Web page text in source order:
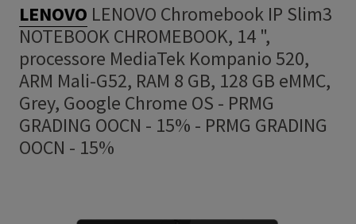
LENOVO LENOVO Chromebook IP Slim3
NOTEBOOK CHROMEBOOK, 14 ",
processore MediaTek Kompanio 520,
ARM Mali-G52, RAM 8 GB, 128 GB eMMC,
Grey, Google Chrome OS - PRMG
GRADING OOCN - 15% - PRMG GRADING
OOCN - 15%